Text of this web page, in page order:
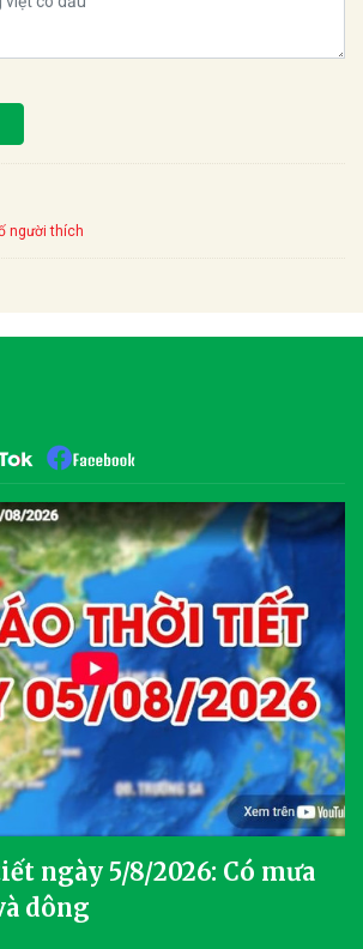
người thích
ngày 5/8/2026: Có mưa
dông